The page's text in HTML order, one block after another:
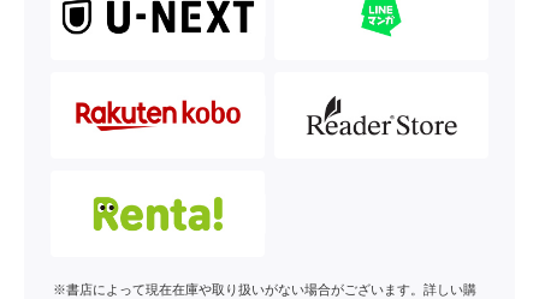
※書店によって現在在庫や取り扱いがない場合がございます。詳しい購